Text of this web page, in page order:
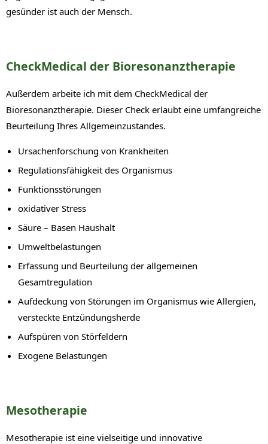
gesünder ist auch der Mensch.
CheckMedical der Bioresonanztherapie
Außerdem arbeite ich mit dem CheckMedical der
Bioresonanztherapie. Dieser Check erlaubt eine umfangreiche
Beurteilung Ihres Allgemeinzustandes.
Ursachenforschung von Krankheiten
Regulationsfähigkeit des Organismus
Funktionsstörungen
oxidativer Stress
Säure – Basen Haushalt
Umweltbelastungen
Erfassung und Beurteilung der allgemeinen
Gesamtregulation
Aufdeckung von Störungen im Organismus wie Allergien,
versteckte Entzündungsherde
Aufspüren von Störfeldern
Exogene Belastungen
Mesotherapie
Mesotherapie ist eine vielseitige und innovative